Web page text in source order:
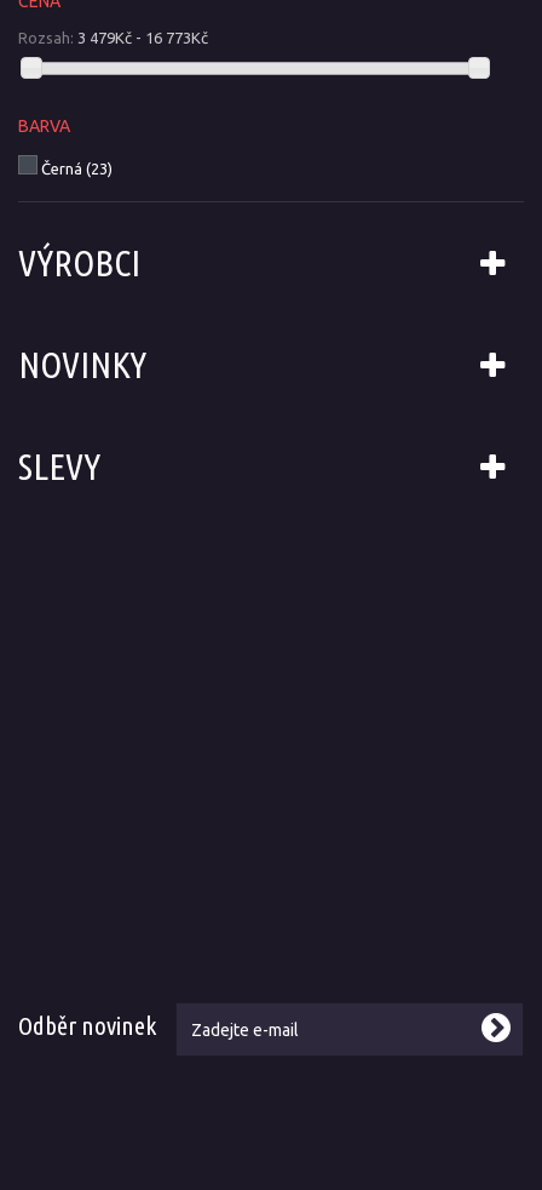
Rozsah: 3 479Kč - 16 773Kč
BARVA
Černá (23)
VÝROBCI
NOVINKY
SLEVY
Odběr novinek